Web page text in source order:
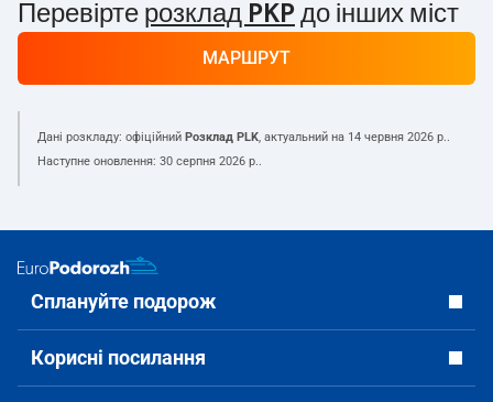
Перевірте розклад PKP до інших міст
МАРШРУТ
Дані розкладу: офіційний Розклад PLK, актуальний на 14 червня 2026 р..
Наступне оновлення: 30 серпня 2026 р..
Сплануйте подорож
Корисні посилання